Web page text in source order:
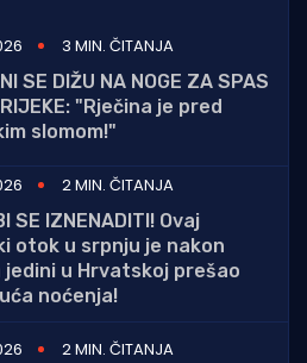
3 MIN. ČITANJA
SE DIŽU NA NOGE ZA SPAS
"Rječina je pred
slomom!"
2 MIN. ČITANJA
SE IZNENADITI! Ovaj
otok u srpnju je nakon
jedini u Hrvatskoj prešao
noćenja!
2 MIN. ČITANJA